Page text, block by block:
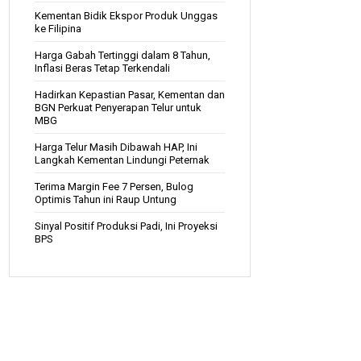
Kementan Bidik Ekspor Produk Unggas
ke Filipina
Harga Gabah Tertinggi dalam 8 Tahun,
Inflasi Beras Tetap Terkendali
Hadirkan Kepastian Pasar, Kementan dan
BGN Perkuat Penyerapan Telur untuk
MBG
Harga Telur Masih Dibawah HAP, Ini
Langkah Kementan Lindungi Peternak
Terima Margin Fee 7 Persen, Bulog
Optimis Tahun ini Raup Untung
Sinyal Positif Produksi Padi, Ini Proyeksi
BPS